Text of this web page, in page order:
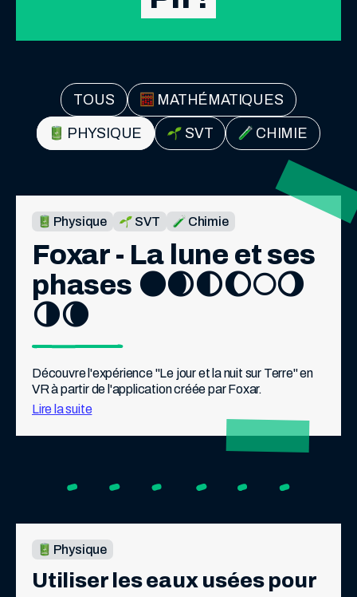
TOUS MATHÉMATIQUES
PHYSIQUE SVT CHIMIE
Physique SVT Chimie
Foxar - La lune et ses
phases 🌑🌒🌓🌔🌕🌖
🌗🌘
Découvre l'expérience "Le jour et la nuit sur Terre" en
VR à partir de l'application créée par Foxar.
Lire la suite
Physique
Utiliser les eaux usées pour